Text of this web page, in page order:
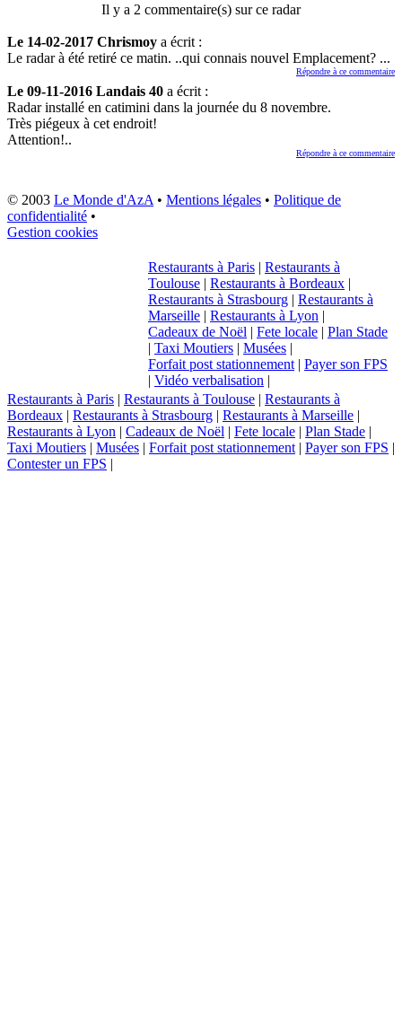
Il y a 2 commentaire(s) sur ce radar
Le 14-02-2017 Chrismoy a écrit :
Le radar à été retiré ce matin. ..qui connais nouvel Emplacement? ...
Répondre à ce commentaire
Le 09-11-2016 Landais 40 a écrit :
Radar installé en catimini dans la journée du 8 novembre.
Très piégeux à cet endroit!
Attention!..
Répondre à ce commentaire
© 2003 Le Monde d'AzA • Mentions légales • Politique de
confidentialité •
Gestion cookies
Restaurants à Paris | Restaurants à
Toulouse | Restaurants à Bordeaux |
Restaurants à Strasbourg | Restaurants à
Marseille | Restaurants à Lyon |
Cadeaux de Noël | Fete locale | Plan Stade
| Taxi Moutiers | Musées |
Forfait post stationnement | Payer son FPS
| Vidéo verbalisation |
Restaurants à Paris | Restaurants à Toulouse | Restaurants à
Bordeaux | Restaurants à Strasbourg | Restaurants à Marseille |
Restaurants à Lyon | Cadeaux de Noël | Fete locale | Plan Stade |
Taxi Moutiers | Musées | Forfait post stationnement | Payer son FPS |
Contester un FPS |